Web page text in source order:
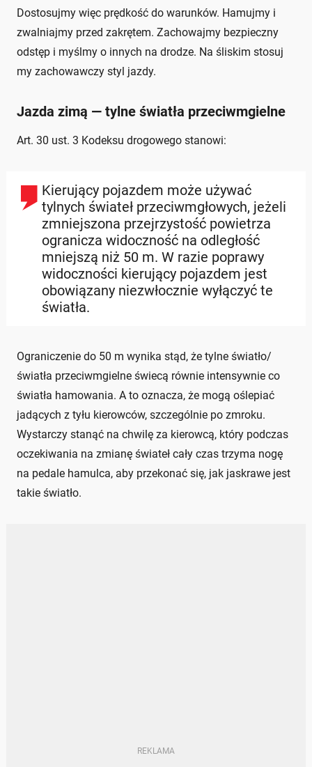
Dostosujmy więc prędkość do warunków. Hamujmy i
zwalniajmy przed zakrętem. Zachowajmy bezpieczny
odstęp i myślmy o innych na drodze. Na śliskim stosuj
my zachowawczy styl jazdy.
Jazda zimą — tylne światła przeciwmgielne
Art. 30 ust. 3 Kodeksu drogowego stanowi:
Kierujący pojazdem może używać
tylnych świateł przeciwmgłowych, jeżeli
zmniejszona przejrzystość powietrza
ogranicza widoczność na odległość
mniejszą niż 50 m. W razie poprawy
widoczności kierujący pojazdem jest
obowiązany niezwłocznie wyłączyć te
światła.
Ograniczenie do 50 m wynika stąd, że tylne światło/
światła przeciwmgielne świecą równie intensywnie co
światła hamowania. A to oznacza, że mogą oślepiać
jadących z tyłu kierowców, szczególnie po zmroku.
Wystarczy stanąć na chwilę za kierowcą, który podczas
oczekiwania na zmianę świateł cały czas trzyma nogę
na pedale hamulca, aby przekonać się, jak jaskrawe jest
takie światło.